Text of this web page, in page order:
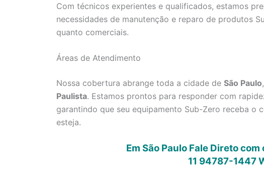
Com técnicos experientes e qualificados, estamos
necessidades de manutenção e reparo de produtos
quanto comerciais.
Áreas de Atendimento
Nossa cobertura abrange toda a cidade de São Paulo
Paulista. Estamos prontos para responder com
garantindo que seu equipamento Sub-Zero receba o
esteja.
Em São Paulo Fale Direto
11 94787-1447